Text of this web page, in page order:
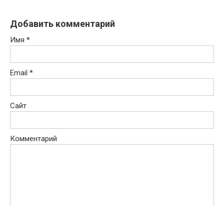
Добавить комментарий
Имя *
Email *
Сайт
Комментарий